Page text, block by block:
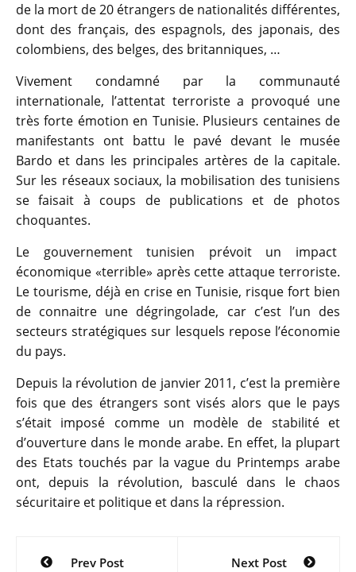
de la mort de 20 étrangers de nationalités différentes,
dont des français, des espagnols, des japonais, des
colombiens, des belges, des britanniques, …
Vivement condamné par la communauté
internationale, l’attentat terroriste a provoqué une
très forte émotion en Tunisie. Plusieurs centaines de
manifestants ont battu le pavé devant le musée
Bardo et dans les principales artères de la capitale.
Sur les réseaux sociaux, la mobilisation des tunisiens
se faisait à coups de publications et de photos
choquantes.
Le gouvernement tunisien prévoit un impact
économique «terrible» après cette attaque terroriste.
Le tourisme, déjà en crise en Tunisie, risque fort bien
de connaitre une dégringolade, car c’est l’un des
secteurs stratégiques sur lesquels repose l’économie
du pays.
Depuis la révolution de janvier 2011, c’est la première
fois que des étrangers sont visés alors que le pays
s’était imposé comme un modèle de stabilité et
d’ouverture dans le monde arabe. En effet, la plupart
des Etats touchés par la vague du Printemps arabe
ont, depuis la révolution, basculé dans le chaos
sécuritaire et politique et dans la répression.
Navigation
Prev Post Next Post